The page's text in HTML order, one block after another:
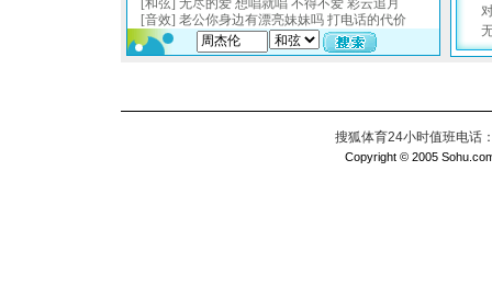
搜狐体育24小时值班电话
Copyright © 2005